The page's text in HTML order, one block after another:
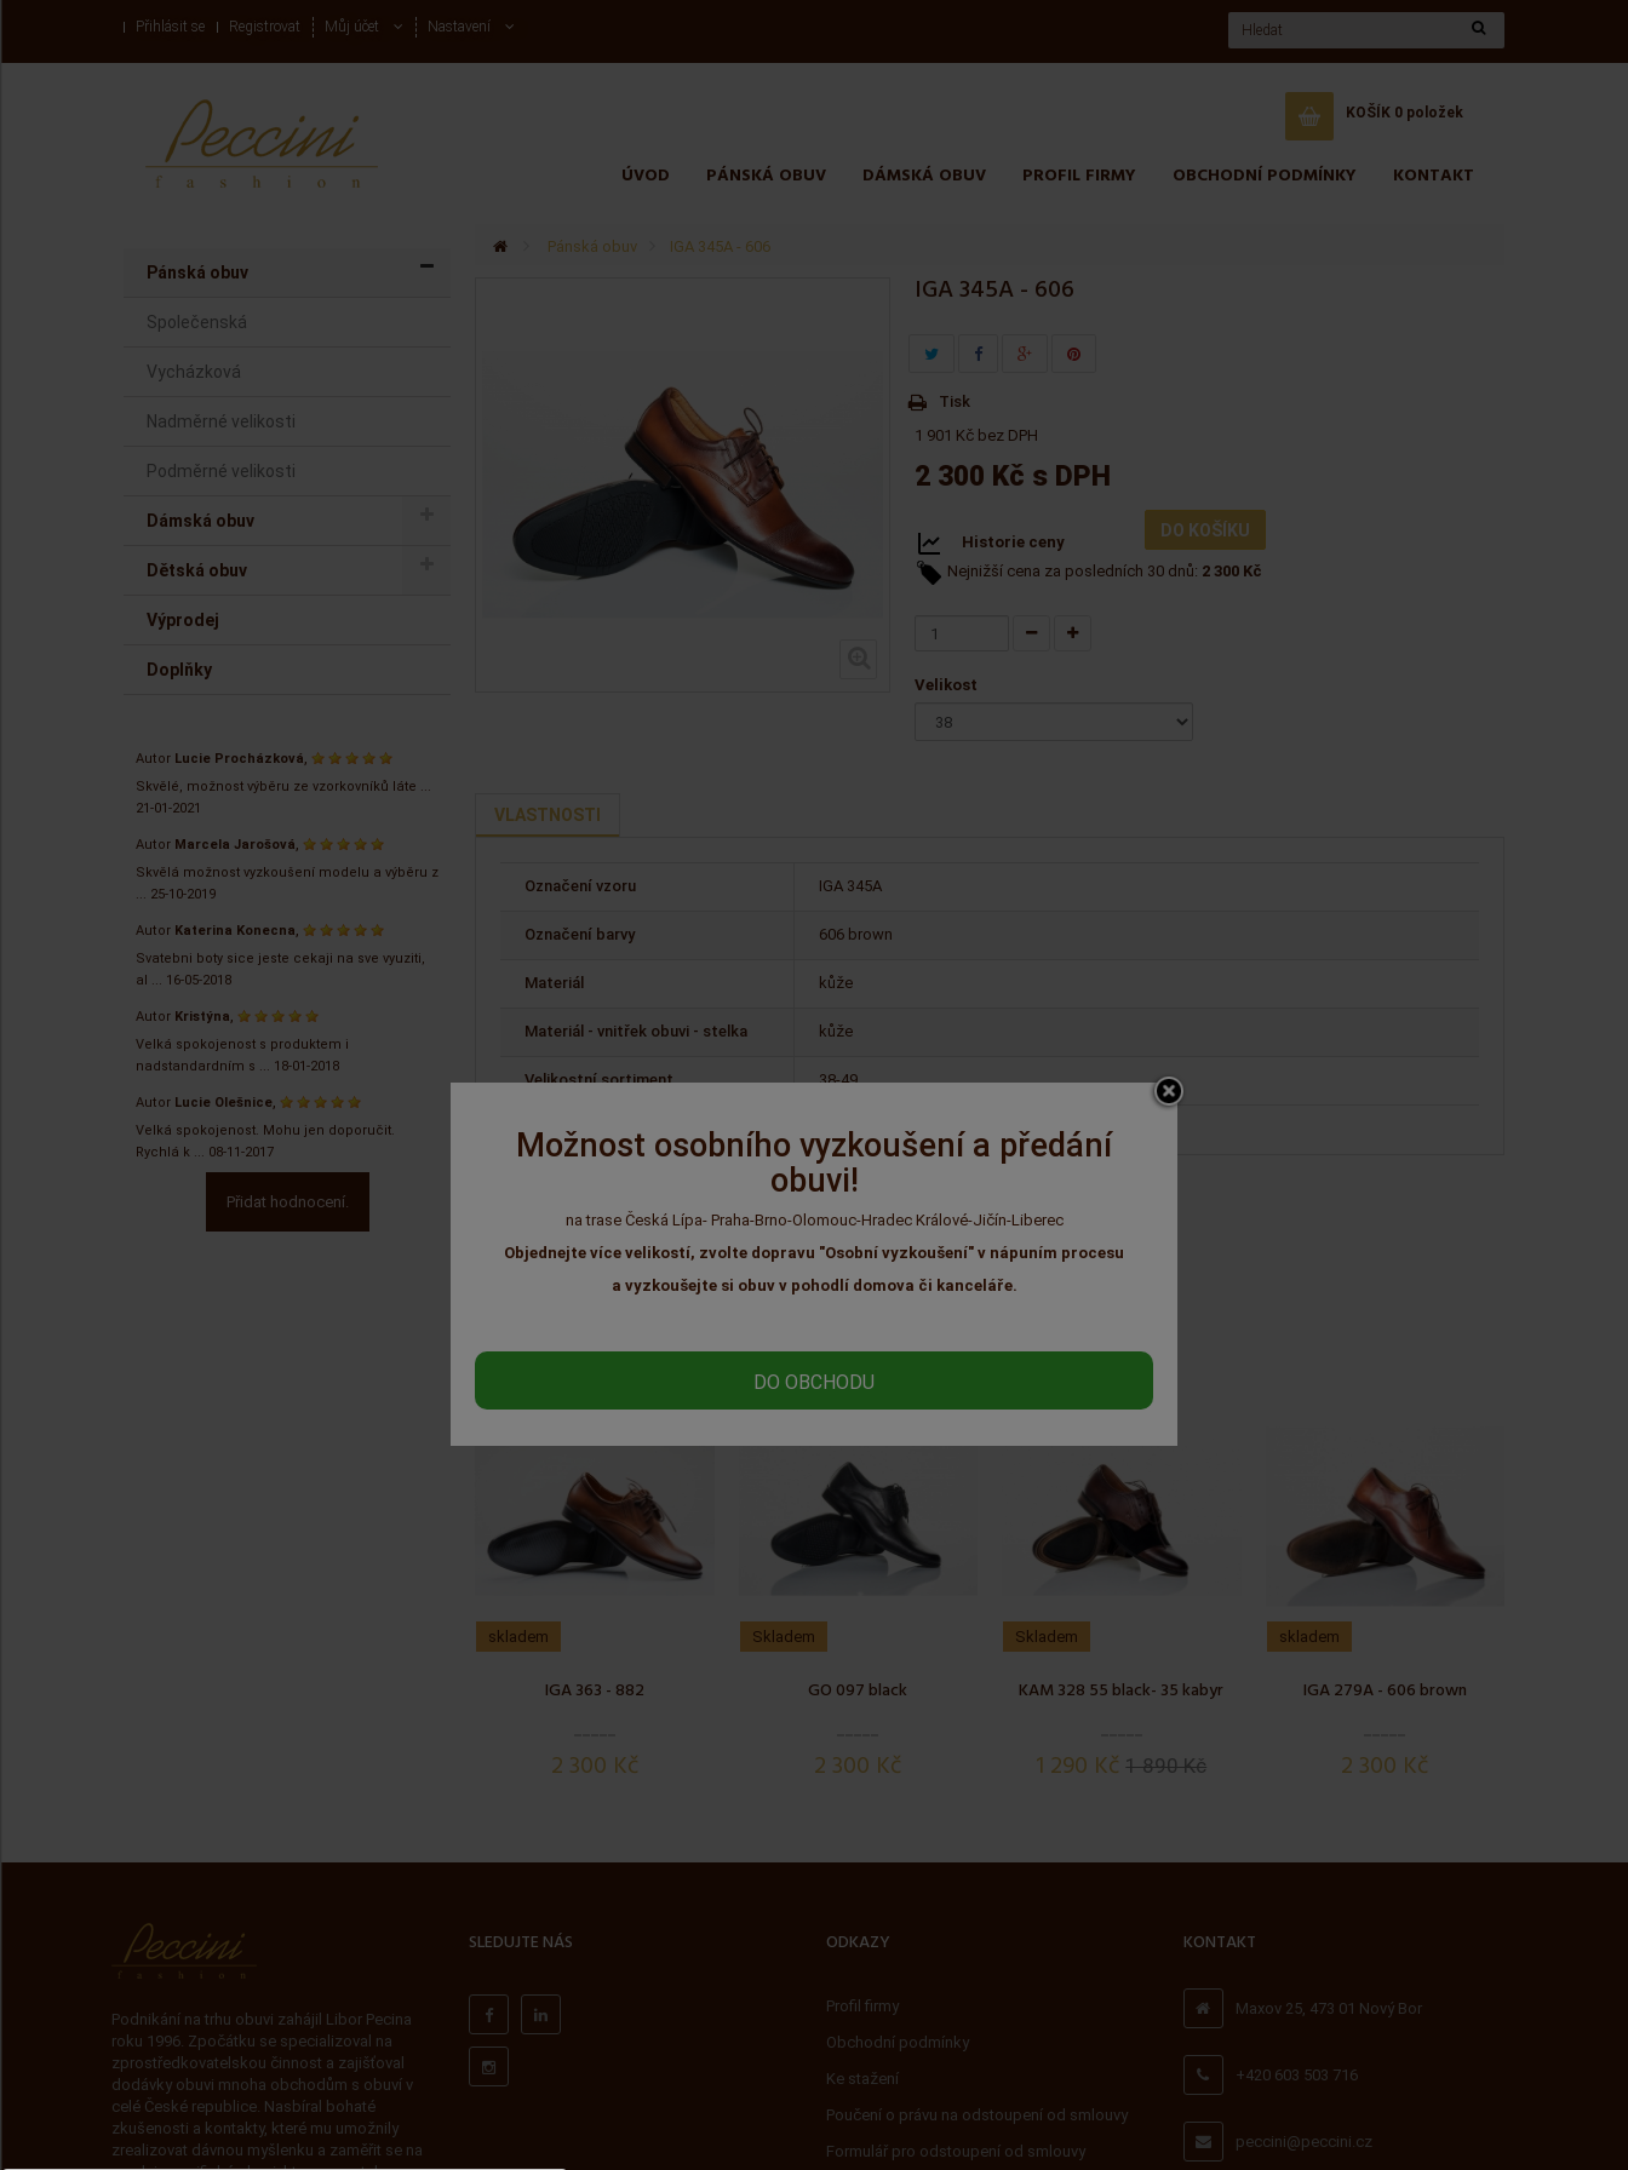
Možnost osobního vyzkoušení a předání
obuvi!
na trase Česká Lípa- Praha-Brno-Olomouc-Hradec Králové-Jičín-Liberec
Objednejte více velikostí, zvolte dopravu "Osobní vyzkoušení" v nápuním procesu
a vyzkoušejte si obuv v pohodlí domova či kanceláře.
DO OBCHODU
Přihlásit se Registrovat Můj účet
KOŠÍK 0 položek
Nastavení
ÚVOD PÁNSKÁ OBUV DÁMSKÁ OBUV PROFIL FIRMY OBCHODNÍ PODMÍNKY KONTAKT
Pánská obuv
Společenská
Vycházková
Nadměrné velikosti
Podměrné velikosti
Dámská obuv
Dětská obuv
Výprodej
Doplňky
Autor Lucie Procházková,
Skvělé, možnost výběru ze vzorkovníků láte ...
21-01-2021
Autor Marcela Jarošová,
Skvělá možnost vyzkoušení modelu a výběru z
... 25-10-2019
Autor Katerina Konecna,
Svatebni boty sice jeste cekaji na sve vyuziti,
al ... 16-05-2018
Autor Kristýna,
Velká spokojenost s produktem i
nadstandardním s ... 18-01-2018
Autor Lucie Olešnice,
Velká spokojenost. Mohu jen doporučit.
Rychlá k ... 08-11-2017
Přidat hodnocení.
Pánská obuv IGA 345A - 606
IGA 345A - 606
Tisk
1 901 Kč bez DPH
2 300 Kč s DPH
Historie ceny
Nejnižší cena za posledních 30 dnů: 2 300 Kč
DO KOŠÍKU
Velikost
VLASTNOSTI
Označení vzoru IGA 345A
Označení barvy 606 brown
Materiál kůže
Materiál - vnitřek obuvi - stelka kůže
Velikostní sortiment 38-49
PODOBNÉ PRODUKTY
IGA 363 - 882
2 300 Kč
skladem
GO 097 black
2 300 Kč
Skladem
KAM 328 55 black- 35 kabyr
1 290 Kč 1 890 Kč
Skladem
IGA 279A - 606 brown
2 300 Kč
skladem
Podnikání na trhu obuvi zahájil Libor Pecina
roku 1996. Zpočátku se specializoval na
zprostředkovatelskou činnost a zajišťoval
dodávky obuvi mnoha obchodům s obuví v
celé České republice. Nasbíral bohaté
zkušenosti a kontakty, které mu umožnily
zrealizovat dávnou myšlenku a zaměřit se na
SLEDUJTE NÁS ODKAZY
Profil firmy
Obchodní podmínky
Ke stažení
Poučení o právu na odstoupení od smlouvy
Formulář pro odstoupení od smlouvy
KONTAKT
Maxov 25, 473 01 Nový Bor
+420 603 503 716
peccini@peccini.cz